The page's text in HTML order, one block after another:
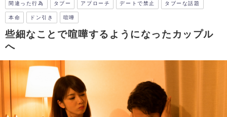
間違った行為 タブー アプローチ デートで禁止 タブーな話題
本命 ドン引き 喧嘩
些細なことで喧嘩するようになったカップル
へ